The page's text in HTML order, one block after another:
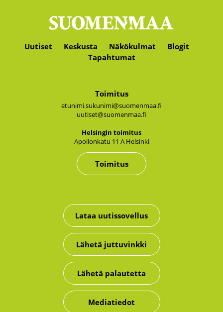
Uutiset Keskusta Näkökulmat
Blogit
Tapahtumat
Toimitus
etunimi.sukunimi@suomenmaa.fi
uutiset@suomenmaa.fi
Hel­sin­gin toi­mi­tus
Apol­lon­ka­tu 11 A Hel­sin­ki
Toimitus
Lataa uutissovellus
Lähetä juttuvinkki
Lähetä palautetta
Mediatiedot